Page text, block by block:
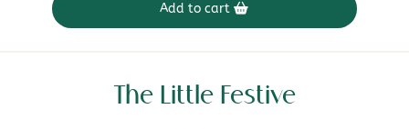
Add to cart
The Little Festive